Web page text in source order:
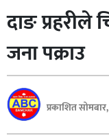
कुटनीती
अर्थ
रसरङ्ग
यौन/
स्वास्थ्य
दाङ प्रहरीले
जना पक्राउ
प्रकाशित